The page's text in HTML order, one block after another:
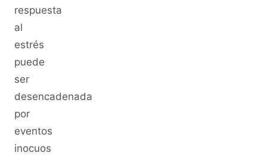
respuesta
al
estrés
puede
ser
desencadenada
por
eventos
inocuos